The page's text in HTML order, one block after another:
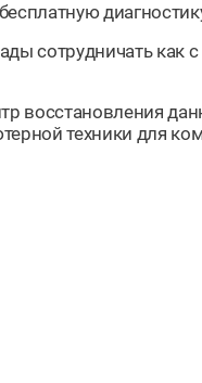
сотрудничать как
восстановления
техники для